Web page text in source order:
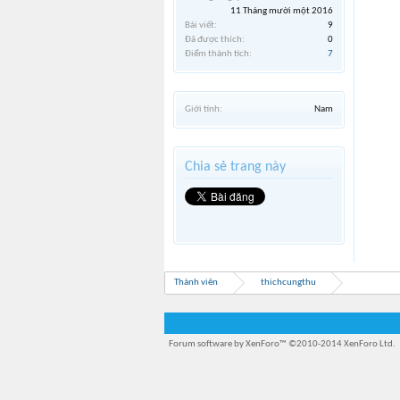
11 Tháng mười một 2016
Bài viết:
9
Đã được thích:
0
Điểm thành tích:
7
Giới tính: Nam
Chia sẻ trang này
Thành viên thichcungthu
Forum software by XenForo™ ©2010-2014 XenForo Ltd.